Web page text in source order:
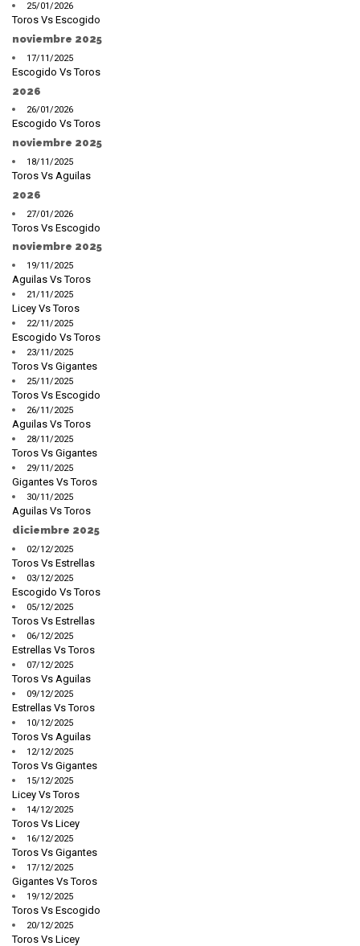
25/01/2026
Toros Vs Escogido
noviembre 2025
17/11/2025
Escogido Vs Toros
2026
26/01/2026
Escogido Vs Toros
noviembre 2025
18/11/2025
Toros Vs Aguilas
2026
27/01/2026
Toros Vs Escogido
noviembre 2025
19/11/2025
Aguilas Vs Toros
21/11/2025
Licey Vs Toros
22/11/2025
Escogido Vs Toros
23/11/2025
Toros Vs Gigantes
25/11/2025
Toros Vs Escogido
26/11/2025
Aguilas Vs Toros
28/11/2025
Toros Vs Gigantes
29/11/2025
Gigantes Vs Toros
30/11/2025
Aguilas Vs Toros
diciembre 2025
02/12/2025
Toros Vs Estrellas
03/12/2025
Escogido Vs Toros
05/12/2025
Toros Vs Estrellas
06/12/2025
Estrellas Vs Toros
07/12/2025
Toros Vs Aguilas
09/12/2025
Estrellas Vs Toros
10/12/2025
Toros Vs Aguilas
12/12/2025
Toros Vs Gigantes
15/12/2025
Licey Vs Toros
14/12/2025
Toros Vs Licey
16/12/2025
Toros Vs Gigantes
17/12/2025
Gigantes Vs Toros
19/12/2025
Toros Vs Escogido
20/12/2025
Toros Vs Licey